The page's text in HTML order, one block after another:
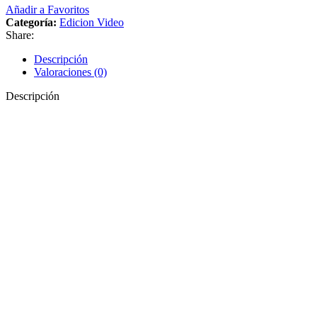
Añadir a Favoritos
Categoría: Edicion Video
Share:
Descripción
Valoraciones (0)
Descripción